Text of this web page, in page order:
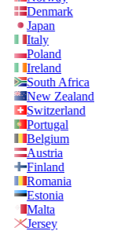
Denmark
Japan
Italy
Poland
Ireland
South Africa
New Zealand
Switzerland
Portugal
Belgium
Austria
Finland
Romania
Estonia
Malta
Jersey